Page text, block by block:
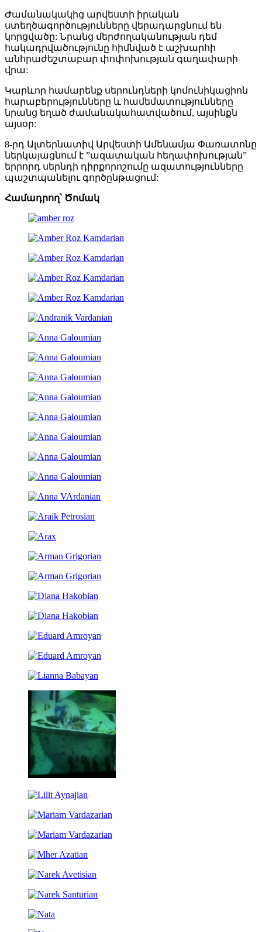
Ժամանակակից արվեստի իրական
ստեղծագործությունները վերադարցնում են
կորցվածը: Նրանց մերժողականության դեմ
հակադրվածությունը հիմնված է աշխարհի
անհրաժեշտաբար փոփոխության գաղափարի
վրա:
Կարևոր համարենք սերունդների կոմունիկացիոն
հարաբերությունները և համեմատությունները
նրանց եղած ժամանակահատվածում, այսինքն
այսօր:
8-րդ Ալտերնատիվ Արվեստի Ամենամյա Փառատոնը
ներկայացնում է ”ազատական հեղափոխության”
երրորդ սերնդի դիրքորոշումը ազատությունները
պաշտպանելու գործընթացում:
Համադրող՝ Ծոմակ